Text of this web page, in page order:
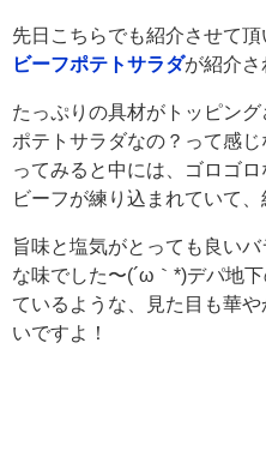
先日こちらでも紹介させて頂
ビーフポテトサラダが紹介さ
たっぷりの具材がトッピン
ポテトサラダなの？って感
ってみると中には、ゴロゴ
ビーフが練り込まれていて、
旨味と塩気がとっても良い
な味でした〜(´ω｀*)デパ地
ているような、見た目も華
いですよ！